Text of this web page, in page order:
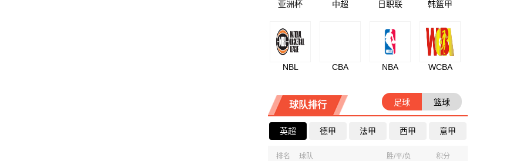
亚洲杯 中超 日职联 韩篮甲
NBL CBA NBA WCBA
球队排行 足球 篮球
英超 德甲 法甲 西甲 意甲
排名 球队 胜/平/负 积分